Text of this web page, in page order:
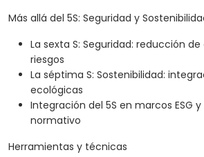
Más allá del 5S: Seguridad y
La sexta S: Seguridad: reducción
riesgos
La séptima S: Sostenibilidad:
ecológicas
Integración del 5S en marcos ESG
normativo
Herramientas y técnicas